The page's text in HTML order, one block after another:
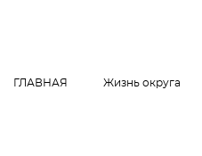
ГЛАВНАЯ Жизнь округа